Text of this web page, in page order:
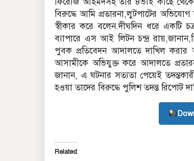
বিরু‌দ্ধে আ‌মি প্রতারনা,লুটপাটের
স্বীকার ক‌রে ব‌লেন.দীঘ‌দিন ধ‌রে এক‌টি
ব্যাপারে এস আই লিটন চন্দ্র
পুবক প্রতি‌বেদন আদাল‌তে দা‌খিল করার
আসামী‌কে অ‌ভিযুক্ত ক‌রে আদাল‌তে
জানান, এ ঘটনার সত‌্যতা পে‌য়েই
হওয়া তা‌দের বিরু‌দ্ধে পু‌লিশ তদন্ত রি‌পোট
Related